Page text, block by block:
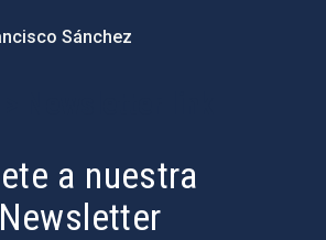
Sánchez
a nuestra
Newsletter